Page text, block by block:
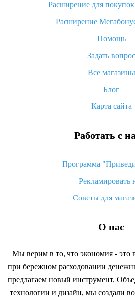
«AliExpress Standard Shipping»: что
как его
Как покупать оптом на
Что делать, если не пришел
возврата денег
Расширение для
Расширение
Помощь
Задать вопрос
Все магазины
Блог
Карта сайта
Работать с
Программа
Рекламировать
Советы для
О нас
Мы верим в то, что экономия - это
при бережном расходовании
предлагаем новый инструмент.
технологии и дизайн, мы создали